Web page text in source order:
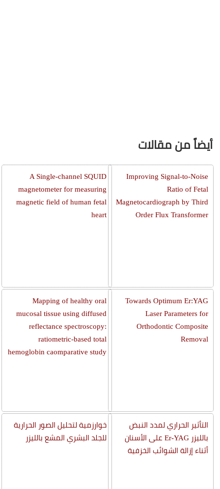
أيضاً من مقالات
Improving Signal-to-Noise
Ratio of Fetal
Magnetocardiograph by Third
Order Flux Transformer
Towards Optimum Er:YAG
Laser Parameters for
Orthodontic Composite
Removal
التأثير الحراري لمدد النبض
بالليزر Er-YAG على الأسنان
أثناء إزالة الشوائب الخزفية
A Single-channel SQUID
magnetometer for measuring
magnetic field of human fetal
heart
Mapping of healthy oral
mucosal tissue using diffused
reflectance spectroscopy:
ratiometric-based total
hemoglobin caomparative study
خوارزمية لتحليل الصور الحرارية
للجلد البشري المشع بالليزر